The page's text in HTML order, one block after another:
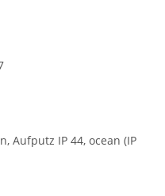
Aufputz IP 44, ocean (IP